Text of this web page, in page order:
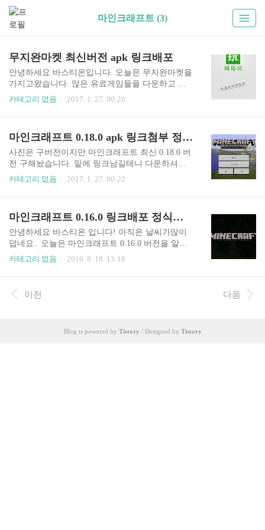
마인크래프트 (3)
무지완마켓 최신버전 apk 링크배포
안녕하세요 바스티온입니다. 오늘은 무지완마켓을
가지고왔습니다. 많은 유료게임들을 다운하고 실
행할수 있는 블랙마켓입니다. 많이 다운하셔서 사
카테고리 없음 2017. 1. 27. 00:26
마인크래프트 0.18.0 apk 링크첨부 정식판
사진은 구버전이지만 마인크래프트 최신 0.18.0 버
전 구해놨습니다. 밑에 링크남길테니 다운하셔서
즐거운게임 하시길바랍니다 .http://m.dropbox.com/
카테고리 없음 2017. 1. 27. 00:22
마인크래프트 0.16.0 링크배포 정식판 apk
안녕하세요 바스티온 입니다! 아직은 날씨가많이
덥네요.. 오늘은 마인크래프트 0.16.0 버전을 알아
보았는데 점점마인크래프트가 pc버전의 퀄을 찾아
카테고리 없음 2016. 8. 18. 13:18
이전 다음
Blog is powered by Tistory / Designed by Tistory